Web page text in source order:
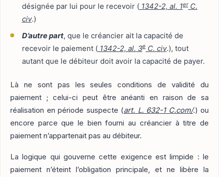
désignée par lui pour le recevoir (1342-2, al. 1erC.
civ.)
D’autre part, que le créancier ait la capacité de
recevoir le paiement (1342-2, al. 3eC. civ.), tout
autant que le débiteur doit avoir la capacité de payer.
Là ne sont pas les seules conditions de validité du
paiement ; celui-ci peut être anéanti en raison de sa
réalisation en période suspecte (art. L. 632-1 C.com/.) ou
encore parce que le bien fourni au créancier à titre de
paiement n’appartenait pas au débiteur.
La logique qui gouverne cette exigence est limpide : le
paiement n’éteint l’obligation principale, et ne libère la